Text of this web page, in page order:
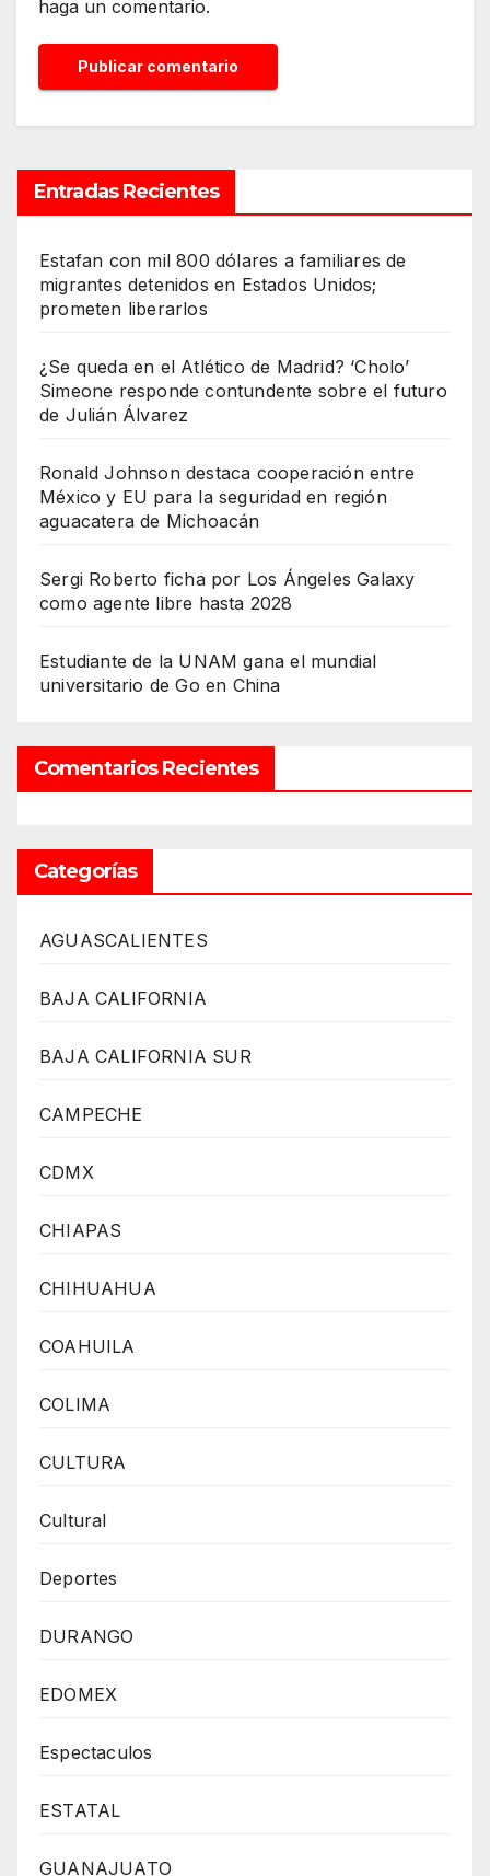
haga un comentario.
Entradas Recientes
Estafan con mil 800 dólares a familiares de
migrantes detenidos en Estados Unidos;
prometen liberarlos
¿Se queda en el Atlético de Madrid? ‘Cholo’
Simeone responde contundente sobre el futuro
de Julián Álvarez
Ronald Johnson destaca cooperación entre
México y EU para la seguridad en región
aguacatera de Michoacán
Sergi Roberto ficha por Los Ángeles Galaxy
como agente libre hasta 2028
Estudiante de la UNAM gana el mundial
universitario de Go en China
Comentarios Recientes
Categorías
AGUASCALIENTES
BAJA CALIFORNIA
BAJA CALIFORNIA SUR
CAMPECHE
CDMX
CHIAPAS
CHIHUAHUA
COAHUILA
COLIMA
CULTURA
Cultural
Deportes
DURANGO
EDOMEX
Espectaculos
ESTATAL
GUANAJUATO